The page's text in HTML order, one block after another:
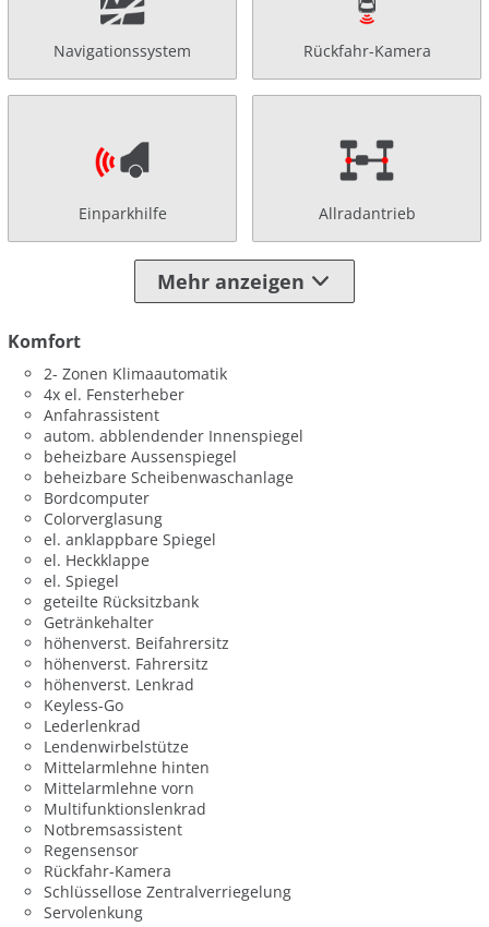
Navigationssystem Rückfahr-Kamera
Einparkhilfe Allradantrieb
Mehr anzeigen
Komfort
2- Zonen Klimaautomatik
4x el. Fensterheber
Anfahrassistent
autom. abblendender Innenspiegel
beheizbare Aussenspiegel
beheizbare Scheibenwaschanlage
Bordcomputer
Colorverglasung
el. anklappbare Spiegel
el. Heckklappe
el. Spiegel
geteilte Rücksitzbank
Getränkehalter
höhenverst. Beifahrersitz
höhenverst. Fahrersitz
höhenverst. Lenkrad
Keyless-Go
Lederlenkrad
Lendenwirbelstütze
Mittelarmlehne hinten
Mittelarmlehne vorn
Multifunktionslenkrad
Notbremsassistent
Regensensor
Rückfahr-Kamera
Schlüssellose Zentralverriegelung
Servolenkung